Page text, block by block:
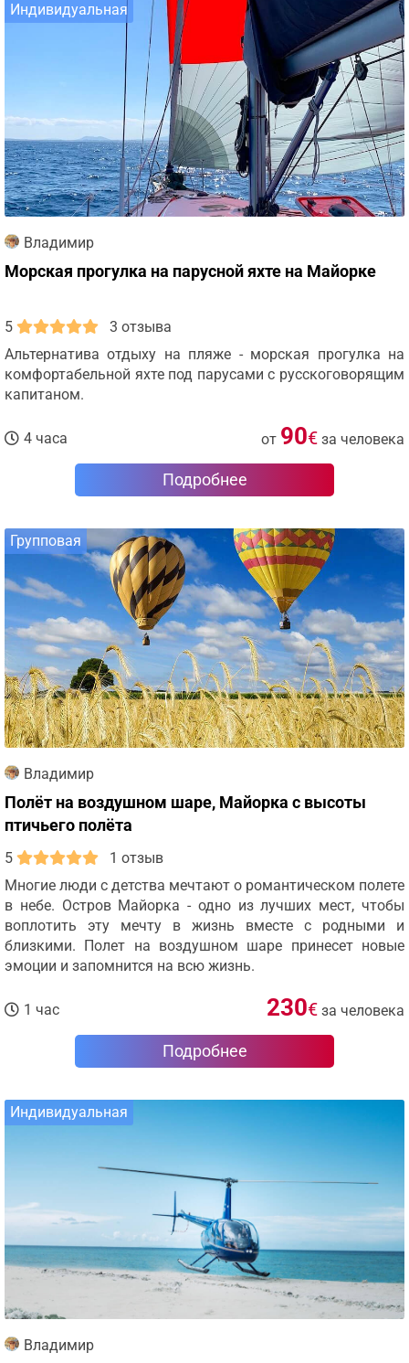
Индивидуальная
Владимир
Морская прогулка на парусной яхте на Майорке
5
3 отзыва
Альтернатива отдыху на пляже - морская прогулка на
комфортабельной яхте под парусами с русскоговорящим
капитаном.
4 часа от 90€ за человека
Подробнее
Групповая
Владимир
Полёт на воздушном шаре, Майорка с высоты
птичьего полёта
5
1 отзыв
Многие люди с детства мечтают о романтическом полете
в небе. Остров Майорка - одно из лучших мест, чтобы
воплотить эту мечту в жизнь вместе с родными и
близкими. Полет на воздушном шаре принесет новые
эмоции и запомнится на всю жизнь.
1 час 230€ за человека
Подробнее
Индивидуальная
Владимир